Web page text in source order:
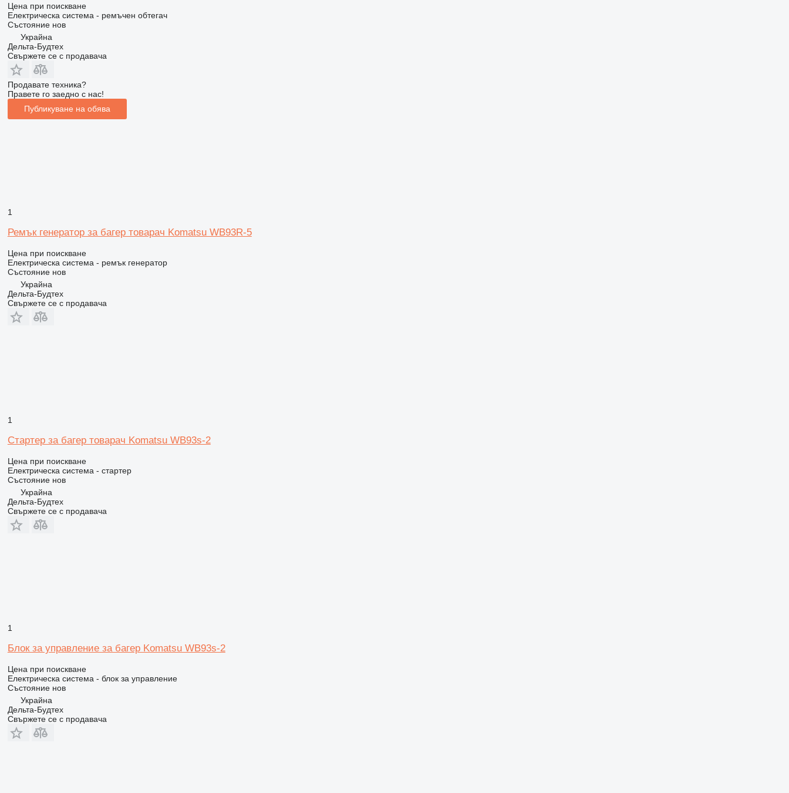
Цена при поискване
Електрическа система - ремъчен обтегач
Състояниенов
Украйна
Дельта-Будтех
Свържете се с продавача
Продавате техника?
Правете го заедно с нас!
Публикуване на обява
1
Ремък генератор за багер товарач Komatsu WB93R-5
Цена при поискване
Електрическа система - ремък генератор
Състояниенов
Украйна
Дельта-Будтех
Свържете се с продавача
1
Стартер за багер товарач Komatsu WB93s-2
Цена при поискване
Електрическа система - стартер
Състояниенов
Украйна
Дельта-Будтех
Свържете се с продавача
1
Блок за управление за багер Komatsu WB93s-2
Цена при поискване
Електрическа система - блок за управление
Състояниенов
Украйна
Дельта-Будтех
Свържете се с продавача